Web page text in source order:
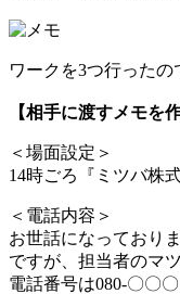
ワークを3つ行ったの
【相手に渡すメモを
＜場面設定＞
14時ごろ『ミツバ株
＜電話内容＞
お世話になっており
ですが、担当者のマ
電話番号は080-〇〇